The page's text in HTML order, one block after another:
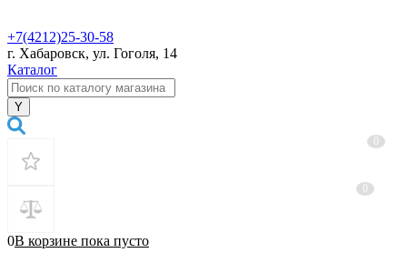
+7(4212)25-30-58
г. Хабаровск, ул. Гоголя, 14
Каталог
0В корзине пока пусто